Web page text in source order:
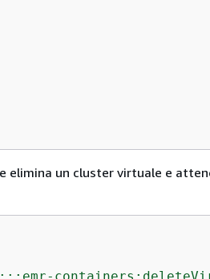
elimina un cluster virtuale e